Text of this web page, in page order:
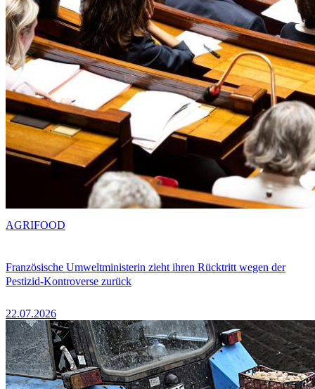
Französische Umweltministerin zieht ihren Rücktritt wegen der
Pestizid-Kontroverse zurück
22.07.2026
AGRIFOOD